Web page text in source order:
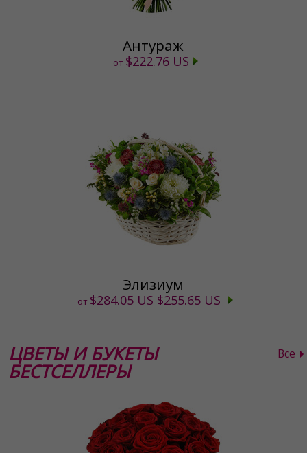
Антураж
от $222.76 US
Элизиум
от$284.05 US$255.65 US
ЦВЕТЫ И БУКЕТЫ
БЕСТСЕЛЛЕРЫ
Все